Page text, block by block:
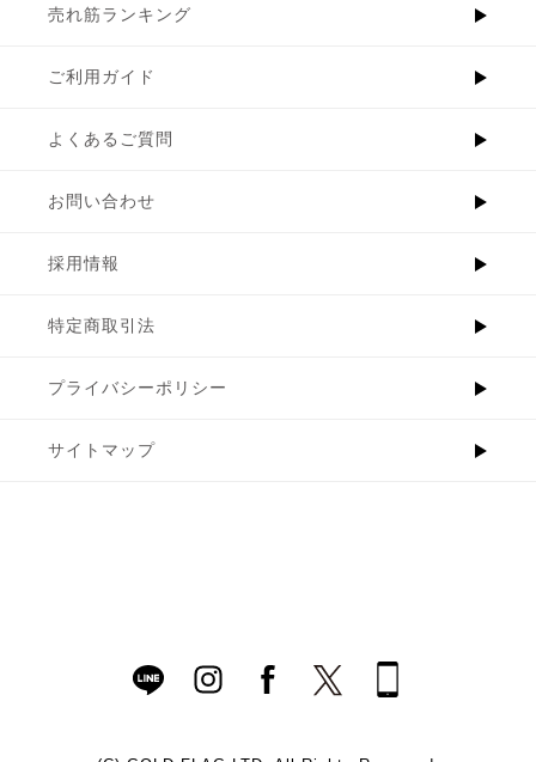
売れ筋ランキング
ご利用ガイド
よくあるご質問
お問い合わせ
採用情報
特定商取引法
プライバシーポリシー
サイトマップ